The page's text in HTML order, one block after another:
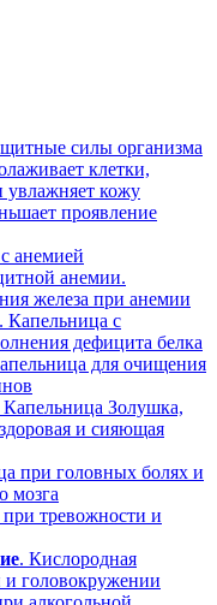
силы организма
клетки,
увлажняет кожу
проявление
анемией
анемии.
железа при анемии
. Капельница с
дефицита белка
для очищения
Капельница Золушка,
и сияющая
при головных болях и
мозга
тревожности и
. Кислородная
и головокружении